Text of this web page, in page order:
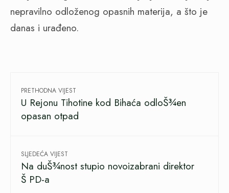
nepravilno odloženog opasnih materija, a što je
danas i urađeno.
PRETHODNA VIJEST
U Rejonu Tihotine kod Bihaća odloŠ¾en
opasan otpad
SLJEDEĆA VIJEST
Na duŠ¾nost stupio novoizabrani direktor
Š PD-a